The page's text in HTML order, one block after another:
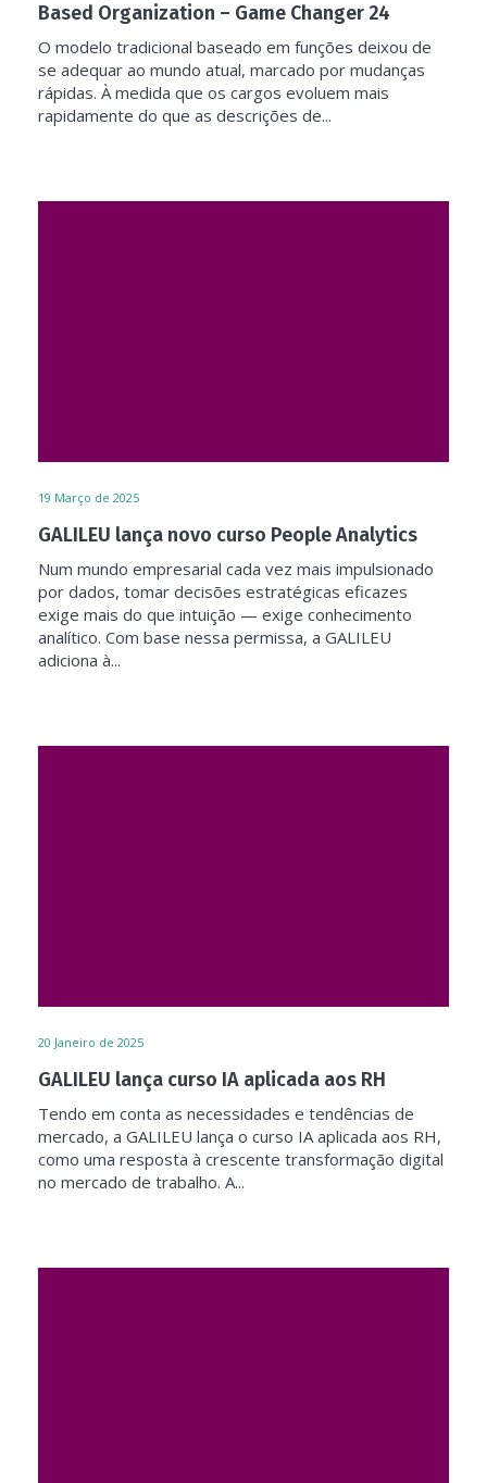
Based Organization – Game Changer 24
O modelo tradicional baseado em funções deixou de
se adequar ao mundo atual, marcado por mudanças
rápidas. À medida que os cargos evoluem mais
rapidamente do que as descrições de...
19 Março de 2025
GALILEU lança novo curso People Analytics
Num mundo empresarial cada vez mais impulsionado
por dados, tomar decisões estratégicas eficazes
exige mais do que intuição — exige conhecimento
analítico. Com base nessa permissa, a GALILEU
adiciona à...
20 Janeiro de 2025
GALILEU lança curso IA aplicada aos RH
Tendo em conta as necessidades e tendências de
mercado, a GALILEU lança o curso IA aplicada aos RH,
como uma resposta à crescente transformação digital
no mercado de trabalho. A...